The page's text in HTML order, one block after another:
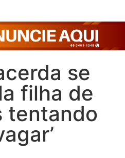
se
filha de
tentando